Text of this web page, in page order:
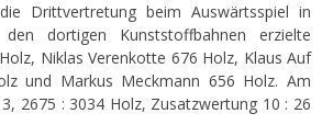
Drittvertretung beim Auswärtsspiel in
dortigen Kunststoffbahnen erzielte
Niklas Verenkotte 676 Holz, Klaus Auf
und Markus Meckmann 656 Holz. Am
2675 : 3034 Holz, Zusatzwertung 10 : 26